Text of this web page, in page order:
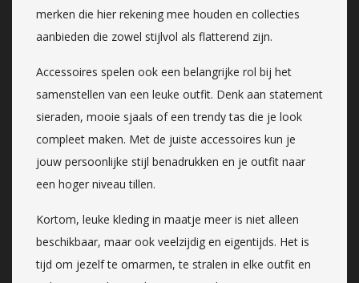
merken die hier rekening mee houden en collecties
aanbieden die zowel stijlvol als flatterend zijn.
Accessoires spelen ook een belangrijke rol bij het
samenstellen van een leuke outfit. Denk aan statement
sieraden, mooie sjaals of een trendy tas die je look
compleet maken. Met de juiste accessoires kun je
jouw persoonlijke stijl benadrukken en je outfit naar
een hoger niveau tillen.
Kortom, leuke kleding in maatje meer is niet alleen
beschikbaar, maar ook veelzijdig en eigentijds. Het is
tijd om jezelf te omarmen, te stralen in elke outfit en